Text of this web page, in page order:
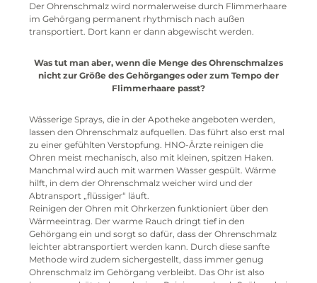
Der Ohrenschmalz wird normalerweise durch Flimmerhaare
im Gehörgang permanent rhythmisch nach außen
transportiert. Dort kann er dann abgewischt werden.
Was tut man aber, wenn die Menge des Ohrenschmalzes
nicht zur Größe des Gehörganges oder zum Tempo der
Flimmerhaare passt?
Wässerige Sprays, die in der Apotheke angeboten werden,
lassen den Ohrenschmalz aufquellen. Das führt also erst mal
zu einer gefühlten Verstopfung. HNO-Ärzte reinigen die
Ohren meist mechanisch, also mit kleinen, spitzen Haken.
Manchmal wird auch mit warmen Wasser gespült. Wärme
hilft, in dem der Ohrenschmalz weicher wird und der
Abtransport „flüssiger“ läuft.
Reinigen der Ohren mit Ohrkerzen funktioniert über den
Wärmeeintrag. Der warme Rauch dringt tief in den
Gehörgang ein und sorgt so dafür, dass der Ohrenschmalz
leichter abtransportiert werden kann. Durch diese sanfte
Methode wird zudem sichergestellt, dass immer genug
Ohrenschmalz im Gehörgang verbleibt. Das Ohr ist also